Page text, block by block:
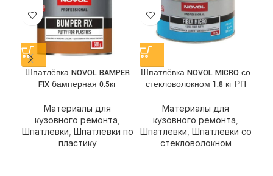
Шпатлёвка NOVOL BAMPER
FIX бамперная 0.5кг
Материалы для
кузовного ремонта
Шпатлевки Шпатлевки по
пластику
Шпатлёвка NOVOL MICRO со
стекловолокном 1.8 кг РП
Материалы для
кузовного ремонта
Шпатлевки Шпатлевки со
стекловолокном